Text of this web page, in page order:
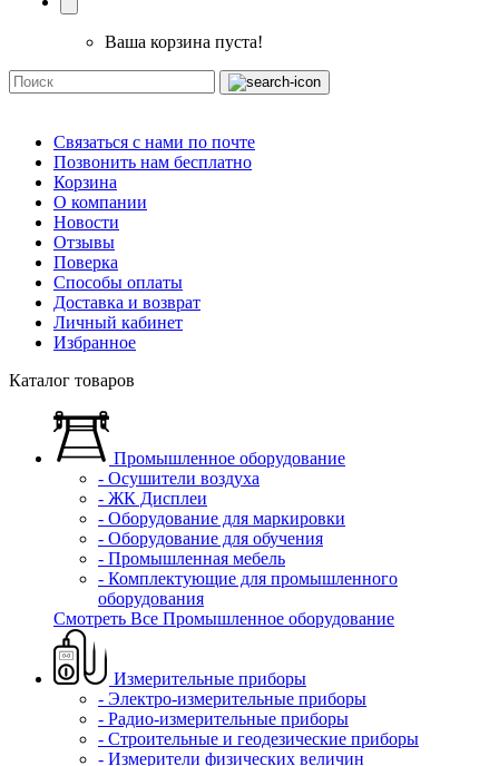
Ваша корзина пуста!
Связаться с нами по почте
Позвонить нам бесплатно
Корзина
О компании
Новости
Отзывы
Поверка
Способы оплаты
Доставка и возврат
Личный кабинет
Избранное
Каталог товаров
Промышленное оборудование
- Осушители воздуха
- ЖК Дисплеи
- Оборудование для маркировки
- Оборудование для обучения
- Промышленная мебель
- Комплектующие для промышленного
оборудования
Смотреть Все Промышленное оборудование
Измерительные приборы
- Электро-измерительные приборы
- Радио-измерительные приборы
- Строительные и геодезические приборы
- Измерители физических величин